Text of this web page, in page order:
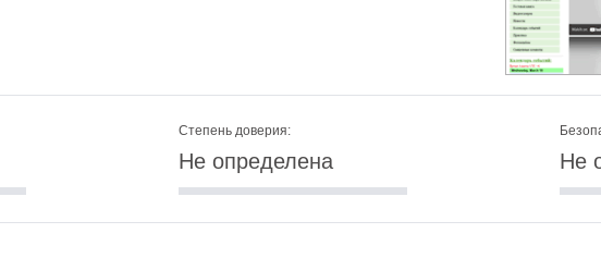
Степень доверия:
Не определена Не